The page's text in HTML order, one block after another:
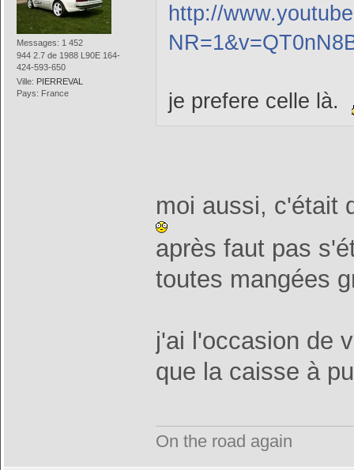
Messages: 1 452
944 2.7 de 1988 L90E 164-
424-593-650
Ville: PIERREVAL
Pays: France
http://
je prefere celle là.
moi aussi, c'était
après faut pas
toutes mangées
j'ai l'occasion de
que la caisse à
On the road again